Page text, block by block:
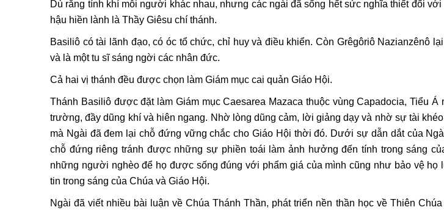
Dù rằng tính khí mỗi người khác nhau, nhưng các ngài đã sống hết sức nghĩa thiết đối
hậu hiền lành là Thầy Giêsu chí thánh.
Basiliô có tài lãnh đạo, có óc tổ chức, chỉ huy và điều khiển. Còn Grêgôriô Nazianzênô
và là một tu sĩ sáng ngời các nhân đức.
Cả hai vị thánh đều được chọn làm Giám mục cai quản Giáo Hội.
Thánh Basiliô được đặt làm Giám mục Caesarea Mazaca thuộc vùng Capadocia, Tiểu Á
trường, đầy dũng khí và hiên ngang. Nhờ lòng dũng cảm, lời giảng dạy và nhờ sự tài
mà Ngài đã đem lại chỗ đứng vững chắc cho Giáo Hội thời đó. Dưới sự dẫn dắt của
chỗ đứng riêng tránh được những sự phiền toái làm ảnh hưởng đến tính trong sáng
những người nghèo để họ được sống đúng với phẩm giá của mình cũng như bảo vệ
tin trong sáng của Chúa và Giáo Hội.
Ngài đã viết nhiều bài luận về Chúa Thánh Thần, phát triển nền thần học về Thiên